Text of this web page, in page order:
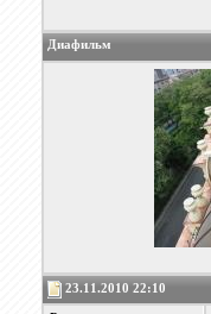
Диафильм
23.11.2010 22:10